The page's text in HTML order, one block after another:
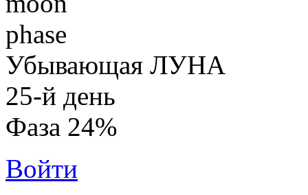
Убывающая ЛУНА
25-й день
Фаза 24%
Войти